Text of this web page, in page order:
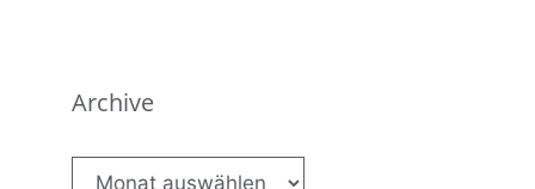
Archive
Archive